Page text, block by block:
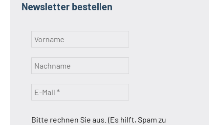
Newsletter bestellen
Bitte rechnen Sie aus. (Es hilft, Spam zu